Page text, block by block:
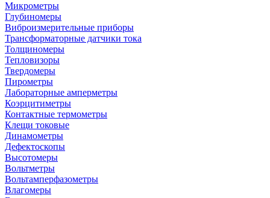
Микрометры
Глубиномеры
Виброизмерительные приборы
Трансформаторные датчики тока
Толщиномеры
Тепловизоры
Твердомеры
Пирометры
Лабораторные амперметры
Коэрцитиметры
Контактные термометры
Клещи токовые
Динамометры
Дефектоскопы
Высотомеры
Вольтметры
Вольтамперфазометры
Влагомеры